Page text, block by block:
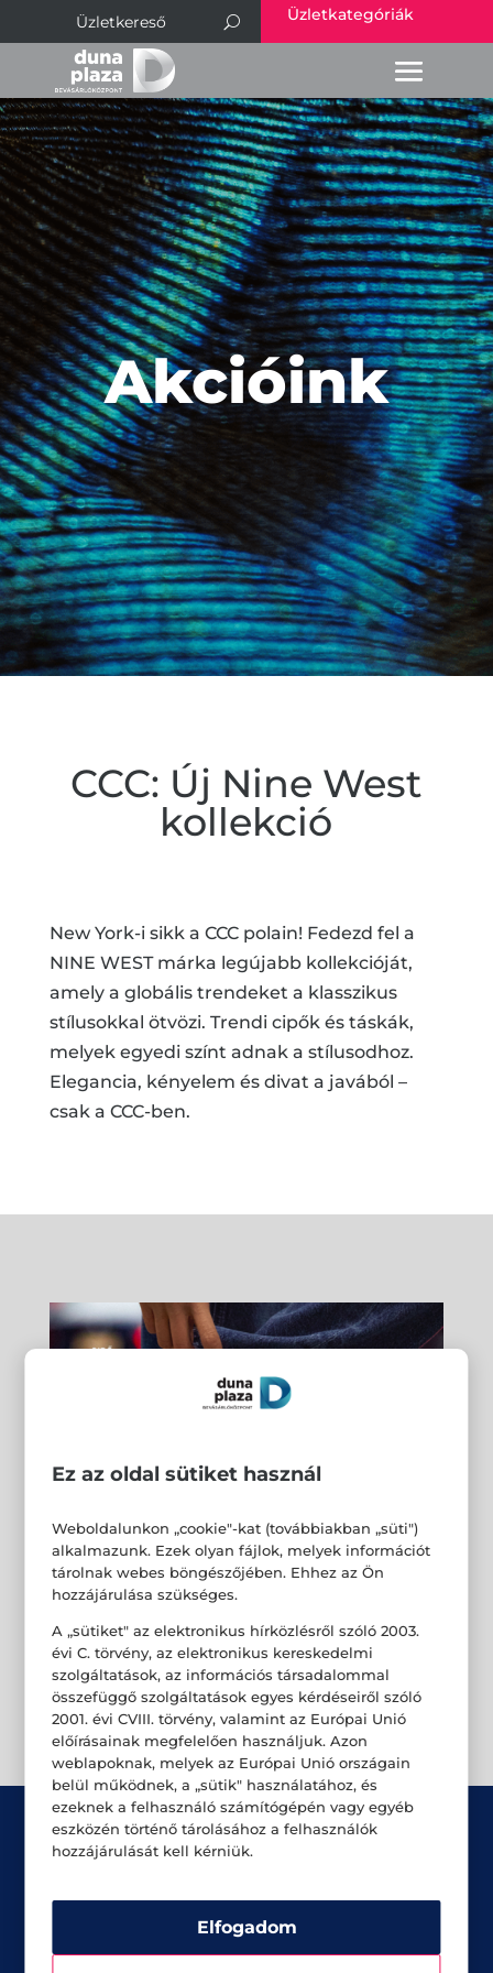
Üzletkategóriák
Akcióink
CCC: Új Nine West
kollekció
New York-i sikk a CCC polain! Fedezd fel a
NINE WEST márka legújabb kollekcióját,
amely a globális trendeket a klasszikus
stílusokkal ötvözi. Trendi cipők és táskák,
melyek egyedi színt adnak a stílusodhoz.
Elegancia, kényelem és divat a javából –
csak a CCC-ben.
Üzletek
Ez az oldal sütiket használ
Weboldalunkon „cookie"-kat (továbbiakban „süti")
alkalmazunk. Ezek olyan fájlok, melyek információt
tárolnak webes böngészőjében. Ehhez az Ön
hozzájárulása szükséges.
A „sütiket" az elektronikus hírközlésről szóló 2003.
évi C. törvény, az elektronikus kereskedelmi
szolgáltatások, az információs társadalommal
összefüggő szolgáltatások egyes kérdéseiről szóló
2001. évi CVIII. törvény, valamint az Európai Unió
előírásainak megfelelően használjuk. Azon
weblapoknak, melyek az Európai Unió országain
belül működnek, a „sütik" használatához, és
ezeknek a felhasználó számítógépén vagy egyéb
eszközén történő tárolásához a felhasználók
hozzájárulását kell kérniük.
Elfogadom